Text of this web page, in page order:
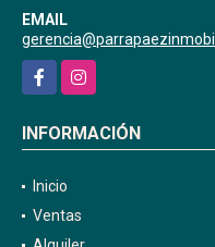
EMAIL
FacebookInstagram
INFORMACIÓN
Inicio
Ventas